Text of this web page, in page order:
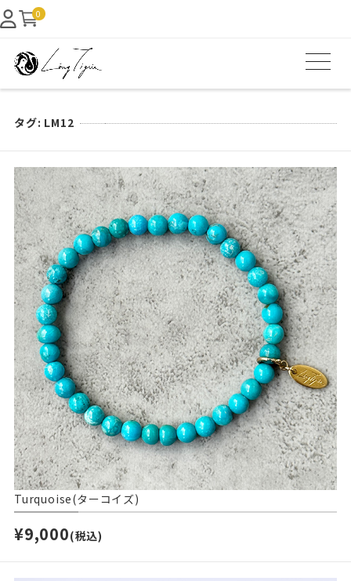
0
タグ: LM12
Turquoise(ターコイズ)
¥9,000(税込)